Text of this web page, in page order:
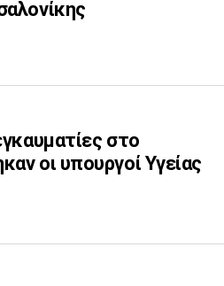
στο
οι υπουργοί Υγείας